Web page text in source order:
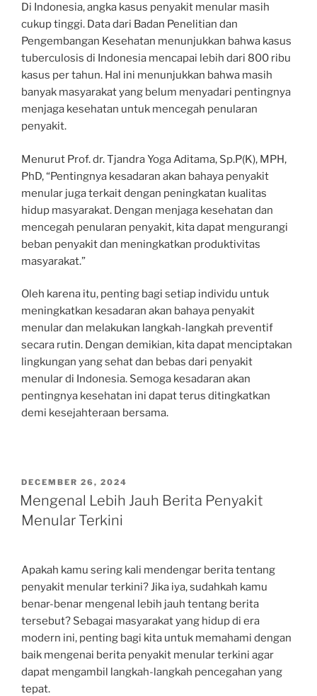
Di Indonesia, angka kasus penyakit menular masih
cukup tinggi. Data dari Badan Penelitian dan
Pengembangan Kesehatan menunjukkan bahwa kasus
tuberculosis di Indonesia mencapai lebih dari 800 ribu
kasus per tahun. Hal ini menunjukkan bahwa masih
banyak masyarakat yang belum menyadari pentingnya
menjaga kesehatan untuk mencegah penularan
penyakit.
Menurut Prof. dr. Tjandra Yoga Aditama, Sp.P(K), MPH,
PhD, “Pentingnya kesadaran akan bahaya penyakit
menular juga terkait dengan peningkatan kualitas
hidup masyarakat. Dengan menjaga kesehatan dan
mencegah penularan penyakit, kita dapat mengurangi
beban penyakit dan meningkatkan produktivitas
masyarakat.”
Oleh karena itu, penting bagi setiap individu untuk
meningkatkan kesadaran akan bahaya penyakit
menular dan melakukan langkah-langkah preventif
secara rutin. Dengan demikian, kita dapat menciptakan
lingkungan yang sehat dan bebas dari penyakit
menular di Indonesia. Semoga kesadaran akan
pentingnya kesehatan ini dapat terus ditingkatkan
demi kesejahteraan bersama.
POSTED
ON
DECEMBER 26, 2024
Mengenal Lebih Jauh Berita Penyakit
Menular Terkini
Apakah kamu sering kali mendengar berita tentang
penyakit menular terkini? Jika iya, sudahkah kamu
benar-benar mengenal lebih jauh tentang berita
tersebut? Sebagai masyarakat yang hidup di era
modern ini, penting bagi kita untuk memahami dengan
baik mengenai berita penyakit menular terkini agar
dapat mengambil langkah-langkah pencegahan yang
tepat.